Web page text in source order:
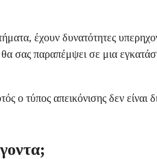
έχουν δυνατότητες
παραπέμψει σε μια
τύπος απεικόνισης δεν είναι